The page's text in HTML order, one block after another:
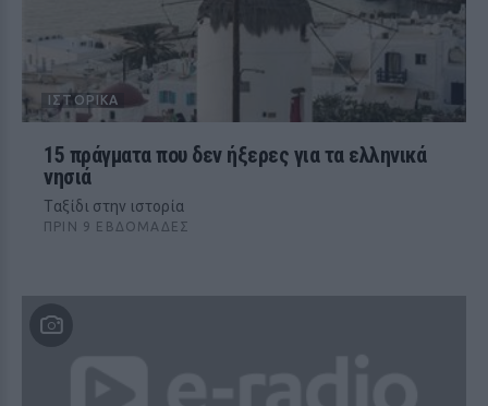
ΙΣΤΟΡΙΚΆ
15 πράγματα που δεν ήξερες για τα ελληνικά
νησιά
Tαξίδι στην ιστορία
ΠΡΙΝ 9 ΕΒΔΟΜΆΔΕΣ